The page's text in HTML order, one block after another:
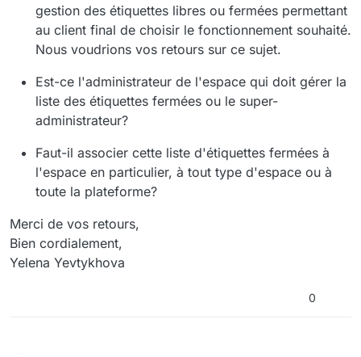
gestion des étiquettes libres ou fermées permettant
au client final de choisir le fonctionnement souhaité.
Nous voudrions vos retours sur ce sujet.
Est-ce l'administrateur de l'espace qui doit gérer la
liste des étiquettes fermées ou le super-
administrateur?
Faut-il associer cette liste d'étiquettes fermées à
l'espace en particulier, à tout type d'espace ou à
toute la plateforme?
Merci de vos retours,
Bien cordialement,
Yelena Yevtykhova
0